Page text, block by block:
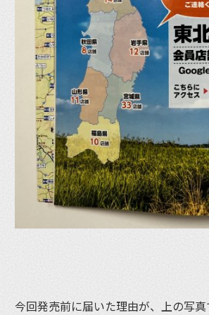
今回発売前に届いた理由が、上の写真